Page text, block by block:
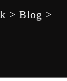
> Blog >